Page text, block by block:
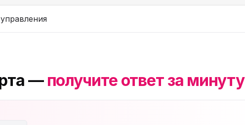
— получите ответ за минуту